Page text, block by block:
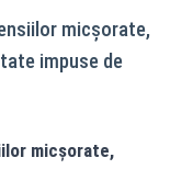
micșorate,
impuse de
micșorate,